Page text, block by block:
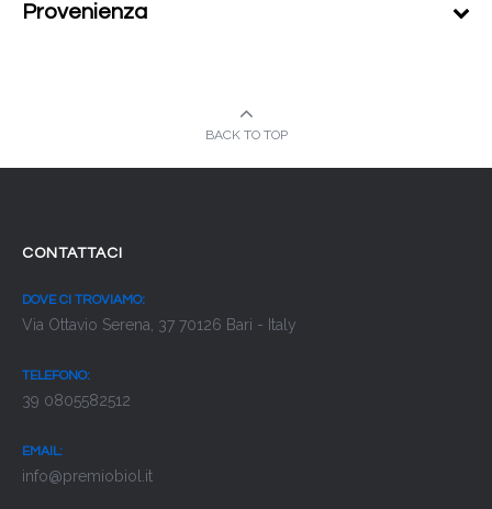
Provenienza
BACK TO TOP
CONTATTACI
DOVE CI TROVIAMO:
Via Ottavio Serena, 37 70126 Bari - Italy
TELEFONO:
39 0805582512
EMAIL:
info@premiobiol.it